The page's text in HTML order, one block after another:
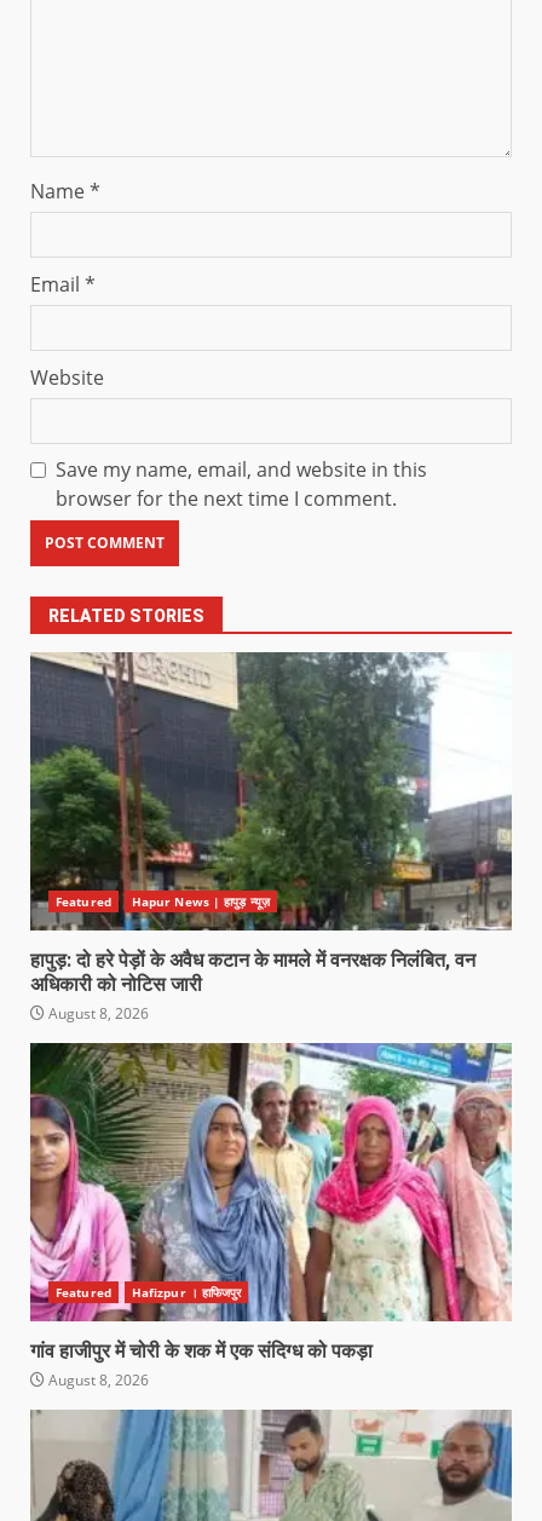
Name*
Email *
Website
Save my name, email, and website in this
browser for the next time I comment.
RELATED STORIES
Featured Hapur News | हापुड़ न्यूज़
हापुड़: दो हरे पेड़ों के अवैध कटान के मामले में वनरक्षक निलंबित, वन
अधिकारी को नोटिस जारी
August 8, 2026
Featured Hafizpur । हाफिजपुर
गांव हाजीपुर में चोरी के शक में एक संदिग्ध को पकड़ा
August 8, 2026